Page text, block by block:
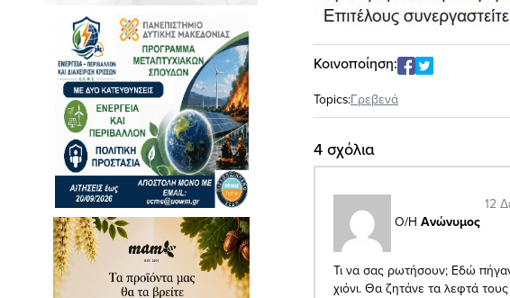
Κοινοποίηση:
Topics:Γρεβενά
4 σχόλια
Ο/Η Ανώνυμος
12
Τι να σας ρωτήσουν; Εδώ
χιόνι. Θα ζητάνε τα λεφτά